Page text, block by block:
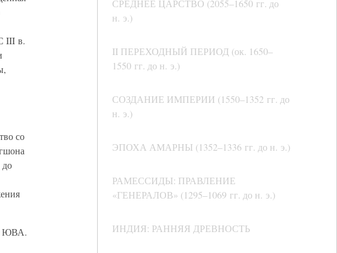
СРЕДНЕЕ ЦАРСТВО (2055–1650 гг. до
н. э.)
II ПЕРЕХОДНЫЙ ПЕРИОД (ок. 1650–
1550 гг. до н. э.)
СОЗДАНИЕ ИМПЕРИИ (1550–1352 гг. до
н. э.)
ЭПОХА АМАРНЫ (1352–1336 гг. до н. э.)
РАМЕССИДЫ: ПРАВЛЕНИЕ
«ГЕНЕРАЛОВ» (1295–1069 гг. до н. э.)
ИНДИЯ: РАННЯЯ ДРЕВНОСТЬ
III в.
со
до
ЮВА.